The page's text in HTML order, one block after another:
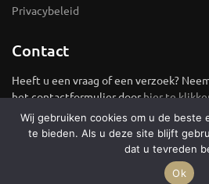
Privacybeleid
Contact
Heeft u een vraag of een verzoek?
het contactformulier doorhier te
© Sieradendoos | Sitemap
Wij gebruiken cookies om u de beste
te bieden. Als u deze site blijft
dat u tevreden
Ok